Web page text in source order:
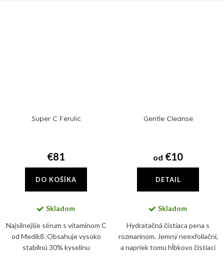
Super C Ferulic
€81
DO KOŠÍKA
Skladom
Najsilnejšie sérum s vitamínom C
od Medik8. Obsahuje vysoko
stabilnú 30% kyselinu
Gentle Cleanse
od €10
DETAIL
Skladom
Hydratačná čistiaca pena s
rozmarínom. Jemný neexfoliační,
a napriek tomu hĺbkovo čistiaci